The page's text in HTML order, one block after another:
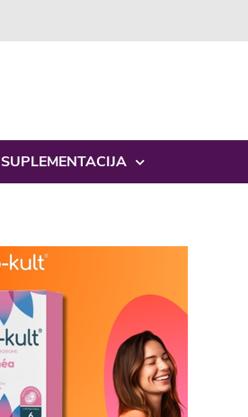
SUPLEMENTACIJA